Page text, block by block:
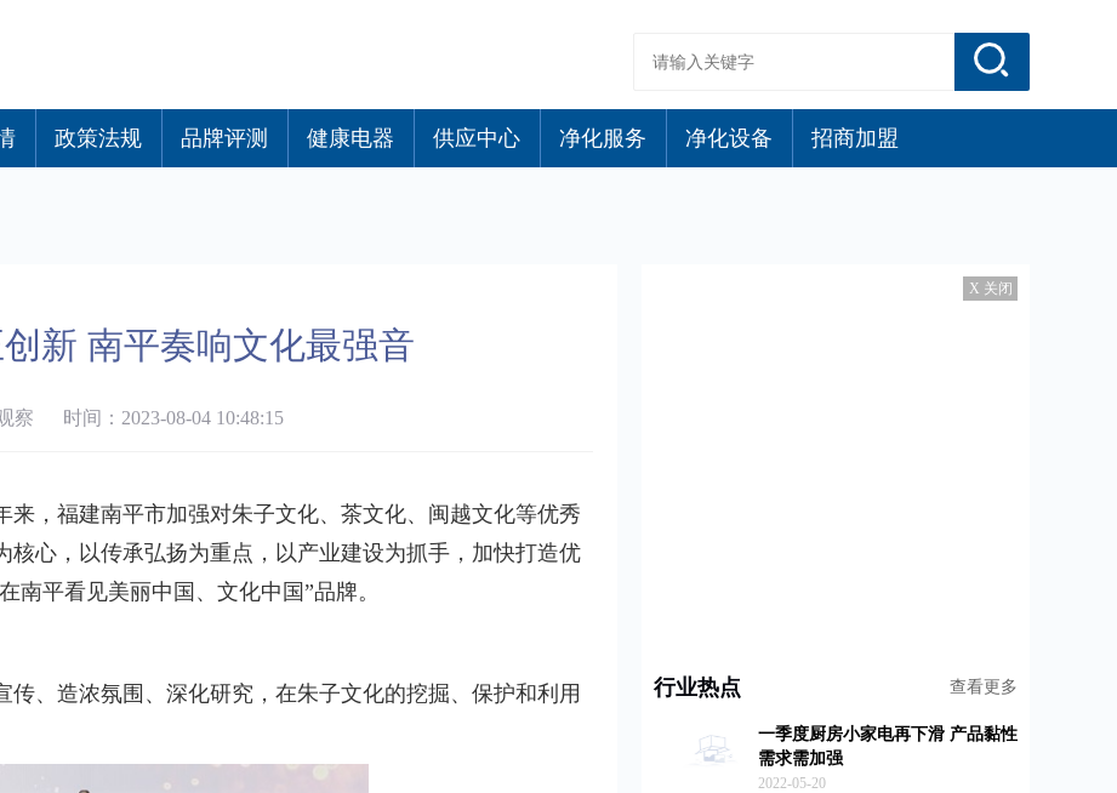
政策法规 品牌评测 健康电器 供应中心 净化服务 净化设备 招商加盟
新 南平奏响文化最强音
察 时间：2023-08-04 10:48:15
来，福建南平市加强对朱子文化、茶文化、闽越文化等优秀
心，以传承弘扬为重点，以产业建设为抓手，加快打造优
南平看见美丽中国、文化中国”品牌。
、造浓氛围、深化研究，在朱子文化的挖掘、保护和利用
X 关闭
行业热点 查看更多
一季度厨房小家电再下滑 产品黏性
需求需加强
2022-05-20